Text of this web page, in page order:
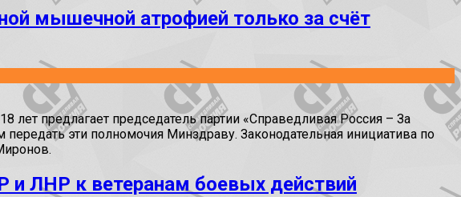
мышечной атрофией только за счёт
предлагает председатель партии «Справедливая Россия – За
эти полномочия Минздраву. Законодательная инициатива по
и ЛНР к ветеранам боевых действий